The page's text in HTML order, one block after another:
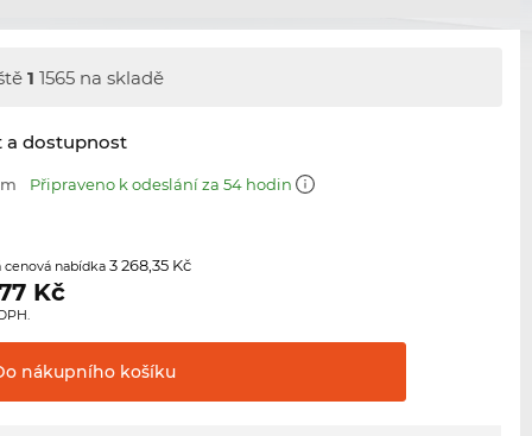
1 1565 na skladě
a dostupnost
Připraveno k odeslání za 54 hodin
cenová nabídka3 268,35 Kč
Kč
nákupního košíku